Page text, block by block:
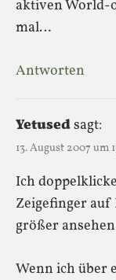
aktiven World-
mal…
Antworten
Yetusedsagt:
13. August 2007 um
Ich
Zeigefinger
größer
Wenn ich über